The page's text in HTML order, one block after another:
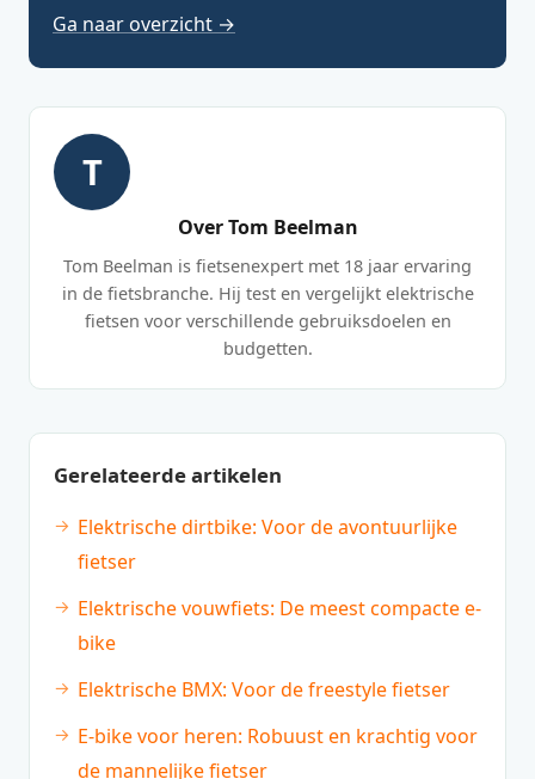
Ga naar overzicht →
T
Over Tom Beelman
Tom Beelman is fietsenexpert met 18 jaar ervaring
in de fietsbranche. Hij test en vergelijkt elektrische
fietsen voor verschillende gebruiksdoelen en
budgetten.
Gerelateerde artikelen
Elektrische dirtbike: Voor de avontuurlijke
fietser
Elektrische vouwfiets: De meest compacte e-
bike
Elektrische BMX: Voor de freestyle fietser
E-bike voor heren: Robuust en krachtig voor
de mannelijke fietser